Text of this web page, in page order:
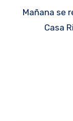
Mañana se realizará en el Molinillo de Café de
Casa